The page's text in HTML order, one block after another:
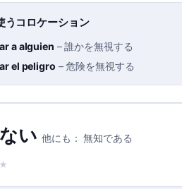
うコロケーション
a alguien –誰かを無視する
el peligro –危険を無視する
い 他にも： 無知である
★